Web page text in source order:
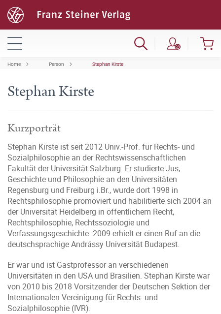
Home Person Stephan Kirste
Stephan Kirste
Kurzporträt
Stephan Kirste ist seit 2012 Univ.-Prof. für Rechts- und
Sozialphilosophie an der Rechtswissenschaftlichen
Fakultät der Universität Salzburg. Er studierte Jus,
Geschichte und Philosophie an den Universitäten
Regensburg und Freiburg i.Br., wurde dort 1998 in
Rechtsphilosophie promoviert und habilitierte sich 2004 an
der Universität Heidelberg in öffentlichem Recht,
Rechtsphilosophie, Rechtssoziologie und
Verfassungsgeschichte. 2009 erhielt er einen Ruf an die
deutschsprachige Andrássy Universität Budapest.
Er war und ist Gastprofessor an verschiedenen
Universitäten in den USA und Brasilien. Stephan Kirste war
von 2010 bis 2018 Vorsitzender der Deutschen Sektion der
Internationalen Vereinigung für Rechts- und
Sozialphilosophie (IVR).